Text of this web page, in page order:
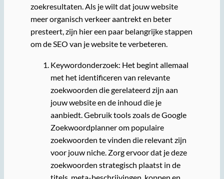
zoekresultaten. Als je wilt dat jouw website
meer organisch verkeer aantrekt en beter
presteert, zijn hier een paar belangrijke stappen
om de SEO van je website te verbeteren.
Keywordonderzoek: Het begint allemaal
met het identificeren van relevante
zoekwoorden die gerelateerd zijn aan
jouw website en de inhoud die je
aanbiedt. Gebruik tools zoals de Google
Zoekwoordplanner om populaire
zoekwoorden te vinden die relevant zijn
voor jouw niche. Zorg ervoor dat je deze
zoekwoorden strategisch plaatst in de
titels, meta-beschrijvingen, koppen en